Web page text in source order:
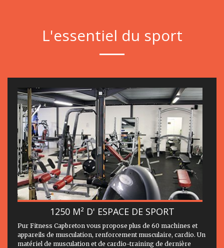
L'essentiel du sport
1250 M² D' ESPACE DE SPORT
Pur Fitness Capbreton vous propose plus de 60 machines et
appareils de musculation, renforcement musculaire, cardio. Un
matériel de musculation et de cardio-training de dernière